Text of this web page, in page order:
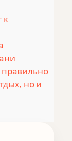
к
правильно
но и